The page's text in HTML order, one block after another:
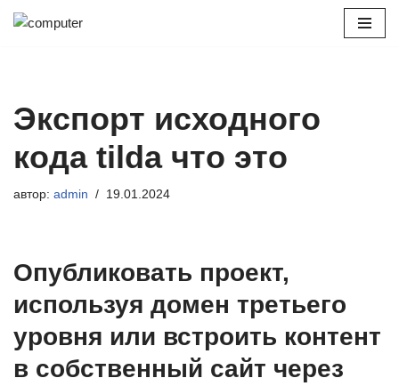
Экспорт исходного
кода tilda что это
автор: admin 19.01.2024
Опубликовать проект,
используя домен третьего
уровня или встроить контент
в собственный сайт через